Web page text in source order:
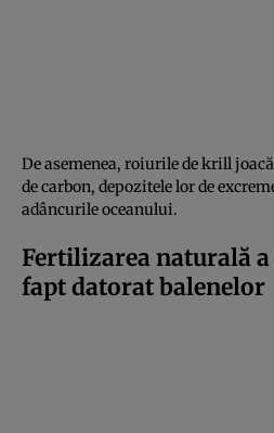
De asemenea, roiurile de krill
de carbon, depozitele lor de
adâncurile oceanului.
Fertilizarea naturală
fapt datorat balenelor